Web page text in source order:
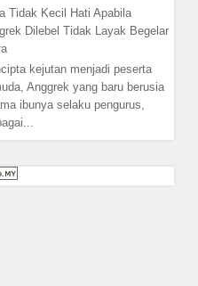
Tidak Kecil Hati Apabila
Dilebel Tidak Layak Begelar
kejutan menjadi peserta
Anggrek yang baru berusia
ibunya selaku pengurus,